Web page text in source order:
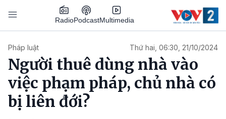
Nhảy đến nội dung
RadioPodcastMultimedia
Pháp luật Thứ hai, 06:30, 21/10/2024
Người thuê dùng nhà vào
việc phạm pháp, chủ nhà có
bị liên đới?